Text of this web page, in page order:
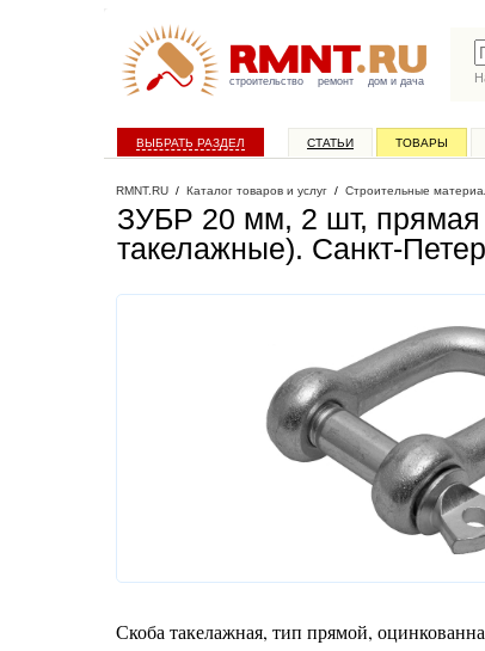
строительство ремонт дом и дача
ВЫБРАТЬ РАЗДЕЛ СТАТЬИ ТОВАРЫ
RMNT.RU / Каталог товаров и услуг / Строительные
ЗУБР 20 мм, 2 шт,
такелажные). Санкт-
Скоба такелажная, тип прямой,